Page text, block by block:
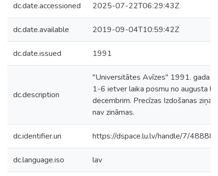
dc.date.accessioned 2025-07-22T06:29:43Z
dc.date.available 2019-09-04T10:59:42Z
dc.date.issued 1991
dc.description
"Universitātes Avīzes" 1991. gada
1-6 ietver laika posmu no augusta
decembrim. Precīzas Izdošanas ziņas
nav zināmas.
dc.identifier.uri https://dspace.lu.lv/handle/7/48888
dc.language.iso lav